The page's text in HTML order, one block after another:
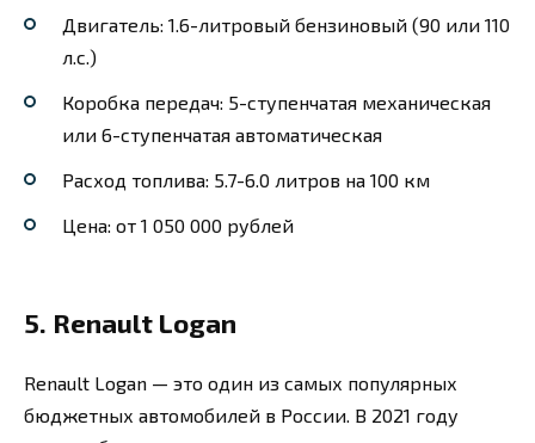
Двигатель: 1.6-литровый бензиновый (90 или 110
л.с.)
Коробка передач: 5-ступенчатая механическая
или 6-ступенчатая автоматическая
Расход топлива: 5.7-6.0 литров на 100 км
Цена: от 1 050 000 рублей
5. Renault Logan
Renault Logan — это один из самых популярных
бюджетных автомобилей в России. В 2021 году